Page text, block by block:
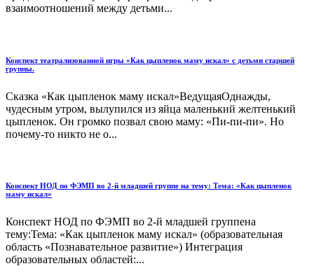
взаимоотношений между детьми...
Конспект театрализованной игры «Как цыпленок маму искал» с детьми старшей
группы.
Сказка «Как цыпленок маму искал»ВедущаяОднажды,
чудесным утром, вылупился из яйца маленький желтенький
цыпленок. Он громко позвал свою маму: «Пи-пи-пи». Но
почему-то никто не о...
Конспект НОД по ФЭМП во 2-й младшей группе на тему: Тема: «Как цыпленок
маму искал»
Конспект НОД по ФЭМП во 2-й младшей группена
тему:Тема: «Как цыпленок маму искал» (образовательная
область «Познавательное развитие») Интеграция
образовательных областей:...